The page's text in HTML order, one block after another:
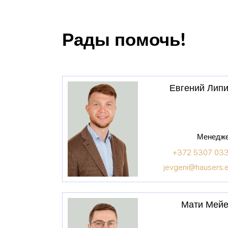
Рады помочь!
Евгений
+372 5307
Мати